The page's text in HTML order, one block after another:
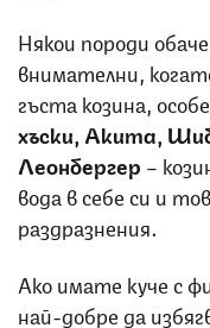
Някои породи
внимателни,
гъста козина,
хъски, Акита,
Леонбергер –
вода в себе си и
раздразнения.
Ако имате куче с
най-добре да